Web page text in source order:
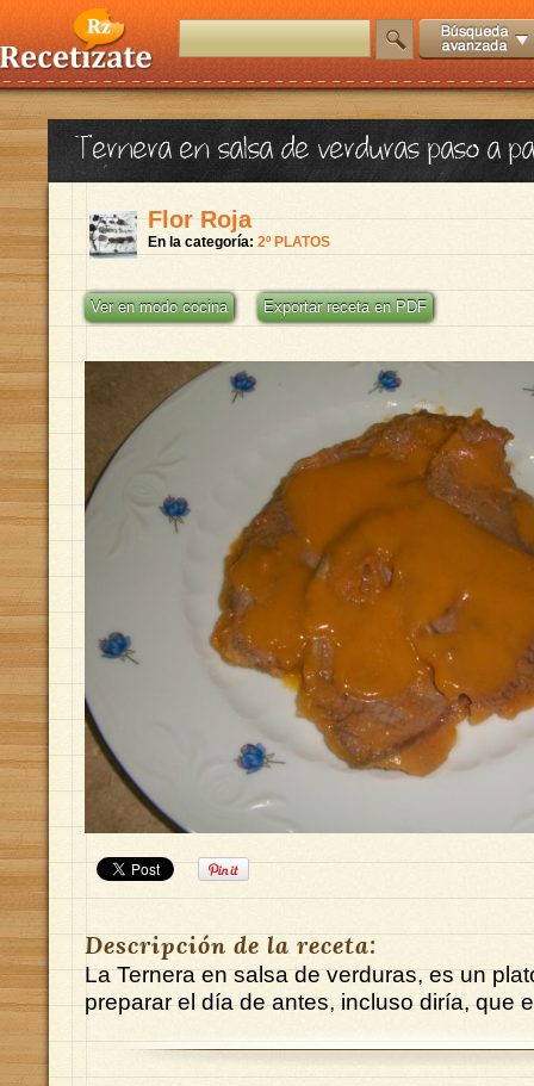
Ternera en salsa de verduras paso a
Flor Roja
En la categoría: 2º PLATOS
Ver en modo cocina Exportar receta en PDF
Descripción de la receta:
La Ternera en salsa de verduras, es un
preparar el día de antes, incluso diría, que